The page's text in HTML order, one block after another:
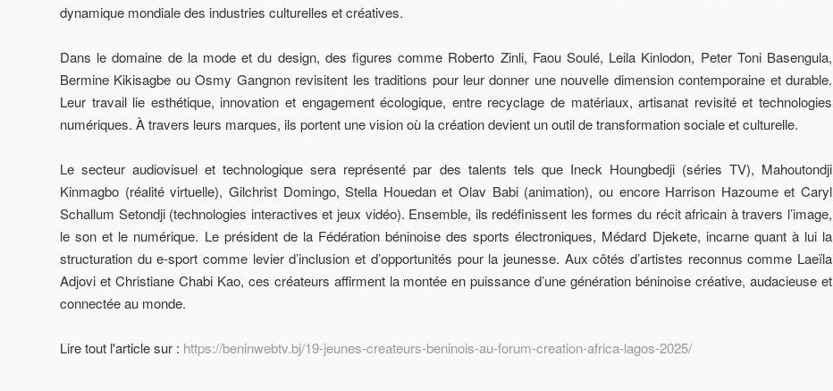
dynamique mondiale des industries culturelles et créatives.
Dans le domaine de la mode et du design, des figures comme Roberto Zinli, Faou Soulé, Leila Kinlodon, Peter Toni Basengula,
Bermine Kikisagbe ou Osmy Gangnon revisitent les traditions pour leur donner une nouvelle dimension contemporaine et durable.
Leur travail lie esthétique, innovation et engagement écologique, entre recyclage de matériaux, artisanat revisité et technologies
numériques. À travers leurs marques, ils portent une vision où la création devient un outil de transformation sociale et culturelle.
Le secteur audiovisuel et technologique sera représenté par des talents tels que Ineck Houngbedji (séries TV), Mahoutondji
Kinmagbo (réalité virtuelle), Gilchrist Domingo, Stella Houedan et Olav Babi (animation), ou encore Harrison Hazoume et Caryl
Schallum Setondji (technologies interactives et jeux vidéo). Ensemble, ils redéfinissent les formes du récit africain à travers l’image,
le son et le numérique. Le président de la Fédération béninoise des sports électroniques, Médard Djekete, incarne quant à lui la
structuration du e-sport comme levier d’inclusion et d’opportunités pour la jeunesse. Aux côtés d’artistes reconnus comme Laeïla
Adjovi et Christiane Chabi Kao, ces créateurs affirment la montée en puissance d’une génération béninoise créative, audacieuse et
connectée au monde.
Lire tout l'article sur : https://beninwebtv.bj/19-jeunes-createurs-beninois-au-forum-creation-africa-lagos-2025/
PrevNext